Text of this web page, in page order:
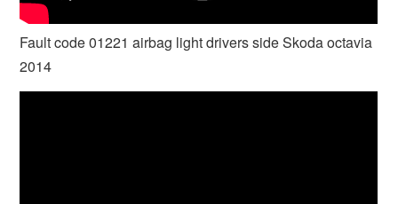
Fault code 01221 airbag light drivers side Skoda octavia
2014